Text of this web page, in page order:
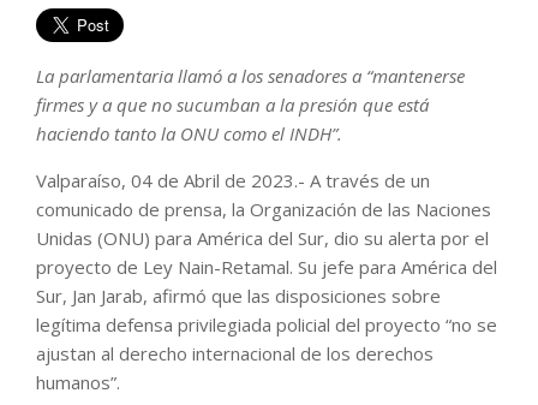
La parlamentaria llamó a los senadores a “mantenerse
firmes y a que no sucumban a la presión que está
haciendo tanto la ONU como el INDH”.
Valparaíso, 04 de Abril de 2023.- A través de un
comunicado de prensa, la Organización de las Naciones
Unidas (ONU) para América del Sur, dio su alerta por el
proyecto de Ley Nain-Retamal. Su jefe para América del
Sur, Jan Jarab, afirmó que las disposiciones sobre
legítima defensa privilegiada policial del proyecto “no se
ajustan al derecho internacional de los derechos
humanos”.